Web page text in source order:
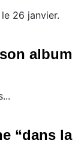
26 janvier.
album
“dans la